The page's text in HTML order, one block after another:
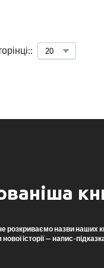
назви наших
історії — напис-